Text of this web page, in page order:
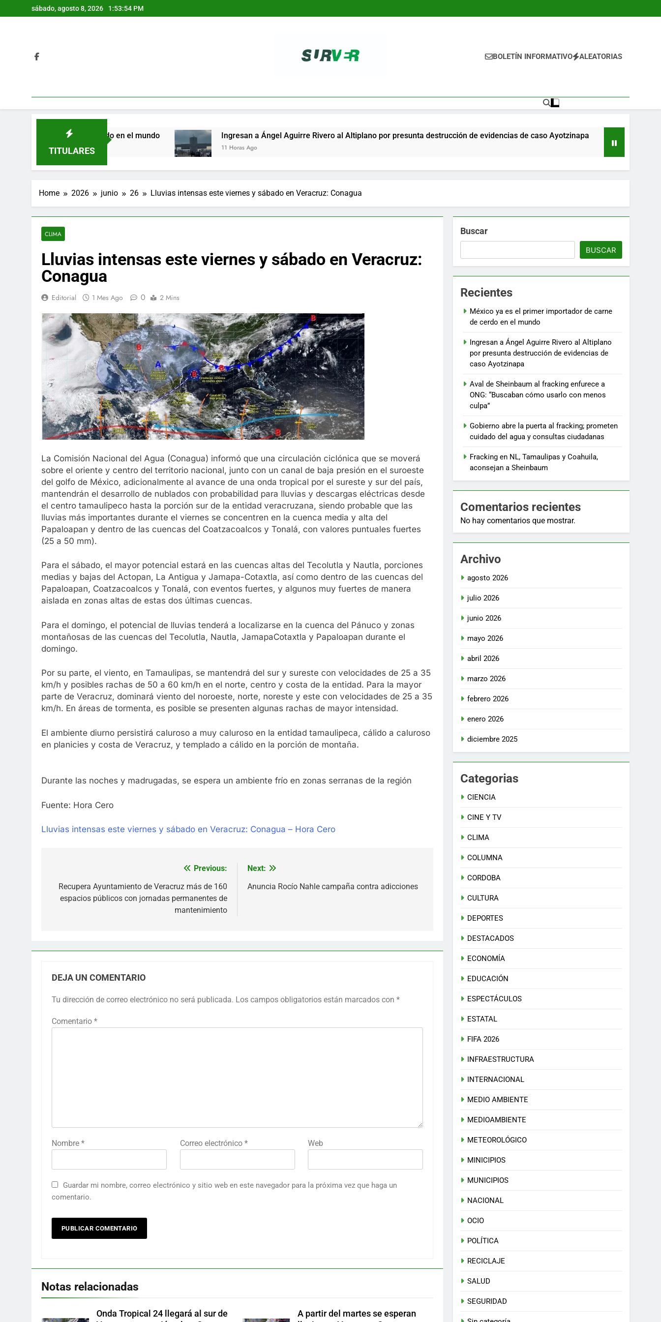
to
sábado, agosto 8, 2026 1:53:55 PM
SURVER
BOLETÍN INFORMATIVO ALEATORIAS
TITULARES
de carne de cerdo en el mundo Ingresan a Ángel Aguirre Rivero al Altiplano por presunta destrucción de evidencias de caso Ayotzinapa
11 Horas Ago 11 Horas Ago
Home 2026 junio 26 Lluvias intensas este viernes y sábado en Veracruz: Conagua
CLIMA
Lluvias intensas este viernes y sábado en Veracruz:
Conagua
Editorial 1 Mes Ago 0 2 Mins
La Comisión Nacional del Agua (Conagua) informó que una circulación ciclónica que se moverá
sobre el oriente y centro del territorio nacional, junto con un canal de baja presión en el suroeste
del golfo de México, adicionalmente al avance de una onda tropical por el sureste y sur del país,
mantendrán el desarrollo de nublados con probabilidad para lluvias y descargas eléctricas desde
el centro tamaulipeco hasta la porción sur de la entidad veracruzana, siendo probable que las
lluvias más importantes durante el viernes se concentren en la cuenca media y alta del
Papaloapan y dentro de las cuencas del Coatzacoalcos y Tonalá, con valores puntuales fuertes
(25 a 50 mm).
Para el sábado, el mayor potencial estará en las cuencas altas del Tecolutla y Nautla, porciones
medias y bajas del Actopan, La Antigua y Jamapa-Cotaxtla, así como dentro de las cuencas del
Papaloapan, Coatzacoalcos y Tonalá, con eventos fuertes, y algunos muy fuertes de manera
aislada en zonas altas de estas dos últimas cuencas.
Para el domingo, el potencial de lluvias tenderá a localizarse en la cuenca del Pánuco y zonas
montañosas de las cuencas del Tecolutla, Nautla, JamapaCotaxtla y Papaloapan durante el
domingo.
Por su parte, el viento, en Tamaulipas, se mantendrá del sur y sureste con velocidades de 25 a 35
km/h y posibles rachas de 50 a 60 km/h en el norte, centro y costa de la entidad. Para la mayor
parte de Veracruz, dominará viento del noroeste, norte, noreste y este con velocidades de 25 a 35
km/h. En áreas de tormenta, es posible se presenten algunas rachas de mayor intensidad.
El ambiente diurno persistirá caluroso a muy caluroso en la entidad tamaulipeca, cálido a caluroso
en planicies y costa de Veracruz, y templado a cálido en la porción de montaña.
Durante las noches y madrugadas, se espera un ambiente frío en zonas serranas de la región
Fuente: Hora Cero
Lluvias intensas este viernes y sábado en Veracruz: Conagua – Hora Cero
de
entradas
Previous:
Recupera Ayuntamiento de Veracruz más de 160
espacios públicos con jornadas permanentes de
mantenimiento
Next:
Anuncia Rocío Nahle campaña contra adicciones
DEJA UN COMENTARIO
Tu dirección de correo electrónico no será publicada. Los campos obligatorios están marcados con *
Comentario *
Nombre * Correo electrónico * Web
Guardar mi nombre, correo electrónico y sitio web en este navegador para la próxima vez que haga un
comentario.
Notas relacionadas
Onda Tropical 24 llegará al sur de
A partir del martes se esperan
Buscar
BUSCAR
Recientes
México ya es el primer importador de carne
de cerdo en el mundo
Ingresan a Ángel Aguirre Rivero al Altiplano
por presunta destrucción de evidencias de
caso Ayotzinapa
Aval de Sheinbaum al fracking enfurece a
ONG: “Buscaban cómo usarlo con menos
culpa”
Gobierno abre la puerta al fracking; prometen
cuidado del agua y consultas ciudadanas
Fracking en NL, Tamaulipas y Coahuila,
aconsejan a Sheinbaum
Comentarios recientes
No hay comentarios que mostrar.
Archivo
agosto 2026
julio 2026
junio 2026
mayo 2026
abril 2026
marzo 2026
febrero 2026
enero 2026
diciembre 2025
Categorias
CIENCIA
CINE Y TV
CLIMA
COLUMNA
CORDOBA
CULTURA
DEPORTES
DESTACADOS
ECONOMÍA
EDUCACIÓN
ESPECTÁCULOS
ESTATAL
FIFA 2026
INFRAESTRUCTURA
INTERNACIONAL
MEDIO AMBIENTE
MEDIOAMBIENTE
METEOROLÓGICO
MINICIPIOS
MUNICIPIOS
NACIONAL
OCIO
POLÍTICA
RECICLAJE
SALUD
SEGURIDAD